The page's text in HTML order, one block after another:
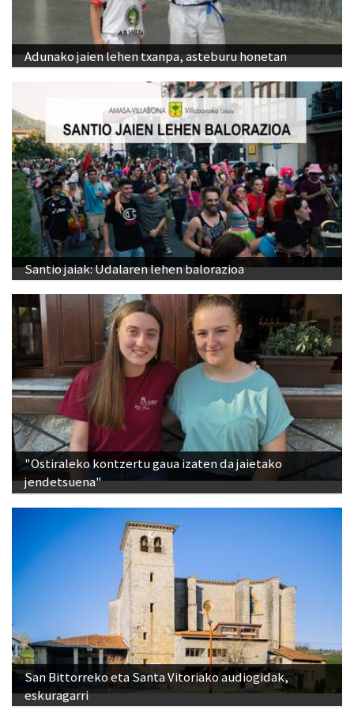
Adunako jaien lehen txanpa, asteburu honetan
Santio jaiak: Udalaren lehen balorazioa
"Ostiraleko kontzertu gaua izaten da jaietako
jendetsuena"
San Bittorreko eta Santa Vitoriako audiogidak,
eskuragarri